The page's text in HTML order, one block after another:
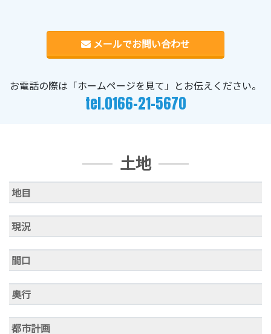
メールでお問い合わせ
お電話の際は「ホームページを見て」とお伝えください。
tel.0166-21-5670
土地
地目
現況
間口
奥行
都市計画